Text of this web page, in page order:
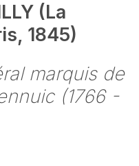
(La
1845)
marquis de
(1766 -